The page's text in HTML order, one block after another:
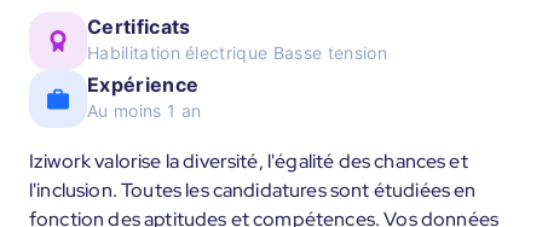
Certificats
Habilitation électrique Basse tension
Expérience
Au moins 1 an
Iziwork valorise la diversité, l'égalité des chances et
l'inclusion. Toutes les candidatures sont étudiées en
fonction des aptitudes et compétences. Vos données